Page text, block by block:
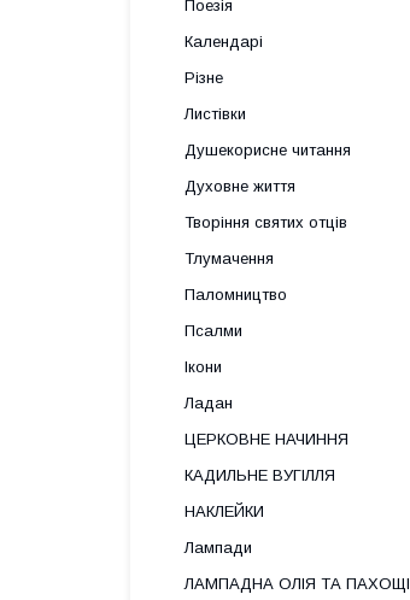
Поезія
Календарі
Різне
Листівки
Душекорисне читання
Духовне життя
Творіння святих отців
Тлумачення
Паломництво
Псалми
Ікони
Ладан
ЦЕРКОВНЕ НАЧИННЯ
КАДИЛЬНЕ ВУГІЛЛЯ
НАКЛЕЙКИ
Лампади
ЛАМПАДНА ОЛІЯ ТА ПАХОЩІ